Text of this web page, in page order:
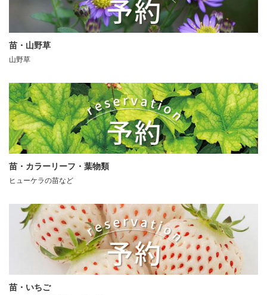
苗・山野草
山野草
苗・カラーリーフ・葉物類
ヒューケラの苗など
苗・いちご